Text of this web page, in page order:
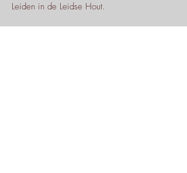
Leiden in de Leidse Hout.